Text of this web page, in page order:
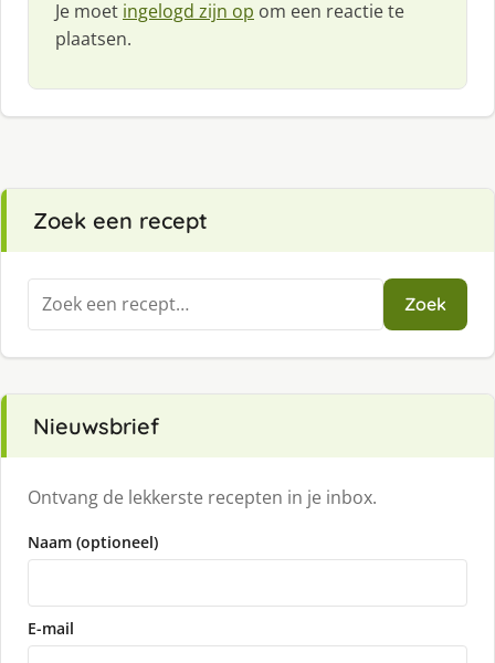
Je moet ingelogd zijn op om een reactie te
plaatsen.
Zoek een recept
Zoeken
naar:
Zoek
Nieuwsbrief
Ontvang de lekkerste recepten in je inbox.
Naam (optioneel)
E-mail